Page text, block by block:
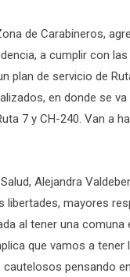
de Carabineros,
a cumplir con
plan de servicio de
en donde se
7 y CH-240. Van a
Alejandra
libertades, mayores
al tener una
que vamos a
pensando